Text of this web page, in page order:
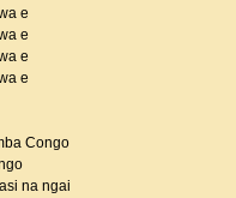
e
e
e
e
Congo
na ngai